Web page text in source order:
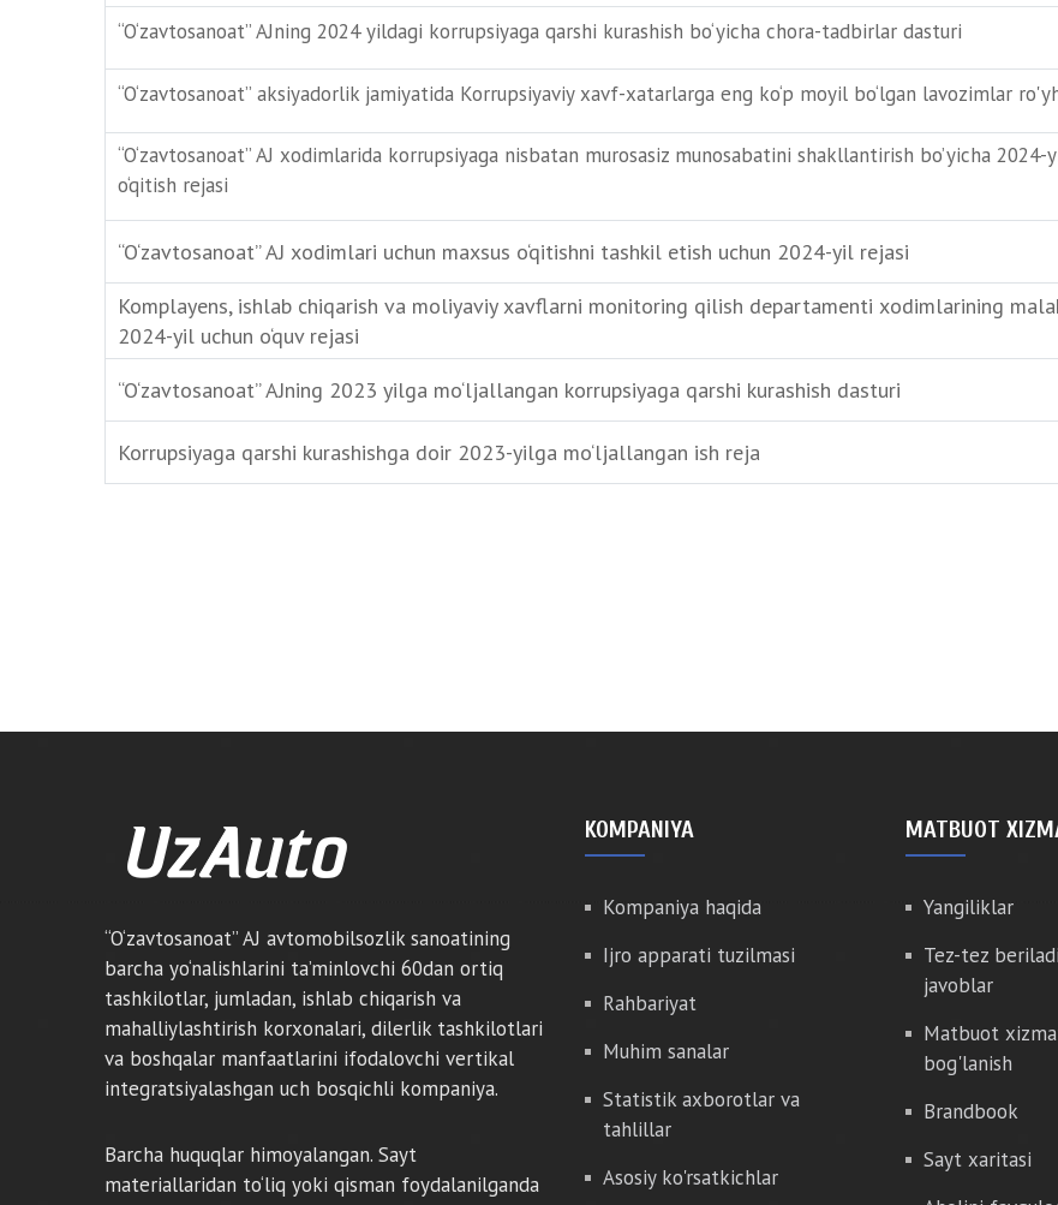
“O‘zavtosanoat” AJning 2024 yildagi korrupsiyaga qarshi kurashish bo‘yicha chora-tadbirlar dasturi
“O‘zavtosanoat” aksiyadorlik jamiyatida Korrupsiyaviy xavf-xatarlarga eng ko‘p moyil bo‘lgan lavozimlar
“O‘zavtosanoat” AJ xodimlarida korrupsiyaga nisbatan murosasiz munosabatini shakllantirish bo’yicha 2024-
o‘qitish rejasi
“O‘zavtosanoat” AJ xodimlari uchun maxsus o‘qitishni tashkil etish uchun 2024-yil rejasi
Komplayens, ishlab chiqarish va moliyaviy xavflarni monitoring qilish departamenti xodimlarining
2024-yil uchun o‘quv rejasi
“O‘zavtosanoat” AJning 2023 yilga mo‘ljallangan korrupsiyaga qarshi kurashish dasturi
Korrupsiyaga qarshi kurashishga doir 2023-yilga mo‘ljallangan ish rеja
“O‘zavtosanoat” AJ avtomobilsozlik sanoatining
barcha yo‘nalishlarini ta’minlovchi 60dan ortiq
tashkilotlar, jumladan, ishlab chiqarish va
mahalliylashtirish korxonalari, dilerlik tashkilotlari
va boshqalar manfaatlarini ifodalovchi vertikal
integratsiyalashgan uch bosqichli kompaniya.
Barcha huquqlar himoyalangan. Sayt
materiallaridan to‘liq yoki qisman foydalanilganda
KOMPANIYA
Kompaniya haqida
Ijro apparati tuzilmasi
Rahbariyat
Muhim sanalar
Statistik axborotlar va
tahlillar
Asosiy ko'rsatkichlar
MATBUOT
Yangiliklar
Tez-tez
javoblar
Matbuot
bog'lanish
Brandbook
Sayt xaritasi